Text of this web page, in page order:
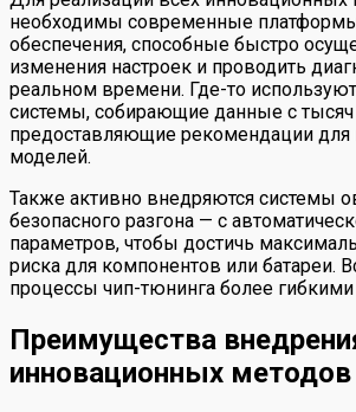
необходимы современные
обеспечения, способные быстро
изменения настроек и проводить
реальном времени. Где-то
системы, собирающие данные с
предоставляющие рекомендации для
моделей.
Также активно внедряются системы
безопасного разгона — с
параметров, чтобы достичь
риска для компонентов или батареи.
процессы чип-тюнинга более
Преимущества
инновационных методов